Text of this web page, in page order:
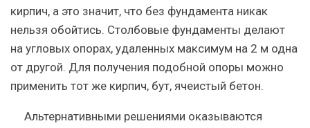
кирпич, а это значит, что без фундамента никак
нельзя обойтись. Столбовые фундаменты делают
на угловых опорах, удаленных максимум на 2 м одна
от другой. Для получения подобной опоры можно
применить тот же кирпич, бут, ячеистый бетон.
Альтернативными решениями оказываются